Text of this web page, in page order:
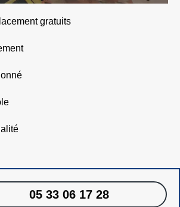
gratuits
05 33 06 17 28